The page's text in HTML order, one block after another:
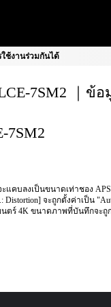
ใช้งานร่วมกันได้
7SM2 ｜ข้
7SM2
แคบลงเป็นขนาดเท่าชอง
Distortion] จะถูกตั้งค่าเป็น
ตร์ 4K ขนาดภาพที่บันทึกจะ